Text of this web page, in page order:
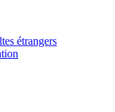
étrangers